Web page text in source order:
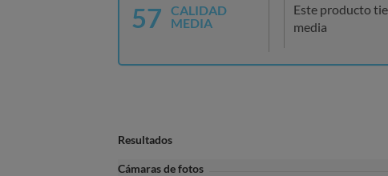
57
CALIDAD
MEDIA
Este producto
media
Resultados
Cámaras de fotos